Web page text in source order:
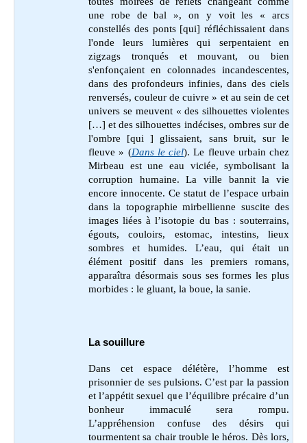
une robe de bal », on y voit les « arcs
constellés des ponts [qui] réfléchissaient dans
l'onde leurs lumières qui serpentaient en
zigzags tronqués et mouvant, ou bien
s'enfonçaient en colonnades incandescentes,
dans des profondeurs infinies, dans des ciels
renversés, couleur de cuivre » et au sein de cet
univers se meuvent « des silhouettes violentes
[…] et des silhouettes indécises, ombres sur de
l'ombre [qui ] glissaient, sans bruit, sur le
fleuve » (Dans le ciel). Le fleuve urbain chez
Mirbeau est une eau viciée, symbolisant la
corruption humaine. La ville bannit la vie
encore innocente. Ce statut de l’espace urbain
dans la topographie mirbellienne suscite des
images liées à l’isotopie du bas : souterrains,
égouts, couloirs, estomac, intestins, lieux
sombres et humides. L’eau, qui était un
élément positif dans les premiers romans,
apparaîtra désormais sous ses formes les plus
morbides : le gluant, la boue, la sanie.
La souillure
Dans cet espace délétère, l’homme est
prisonnier de ses pulsions. C’est par la passion
et l’appétit sexuel que l’équilibre précaire d’un
bonheur immaculé sera rompu.
L’appréhension confuse des désirs qui
tourmentent sa chair trouble le héros. Dès lors,